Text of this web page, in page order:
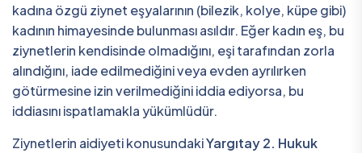
kadına özgü ziynet eşyalarının (bilezik, kolye, küpe gibi)
kadının himayesinde bulunması asıldır. Eğer kadın eş, bu
ziynetlerin kendisinde olmadığını, eşi tarafından zorla
alındığını, iade edilmediğini veya evden ayrılırken
götürmesine izin verilmediğini iddia ediyorsa, bu
iddiasını ispatlamakla yükümlüdür.
Ziynetlerin aidiyeti konusundakiYargıtay 2. Hukuk